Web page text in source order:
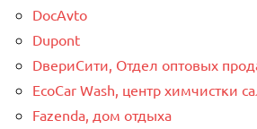
DocAvto
Dupont
DвериСити, Отдел оптовых
EcoCar Wash, центр химчистки
Fazenda, дом отдыха